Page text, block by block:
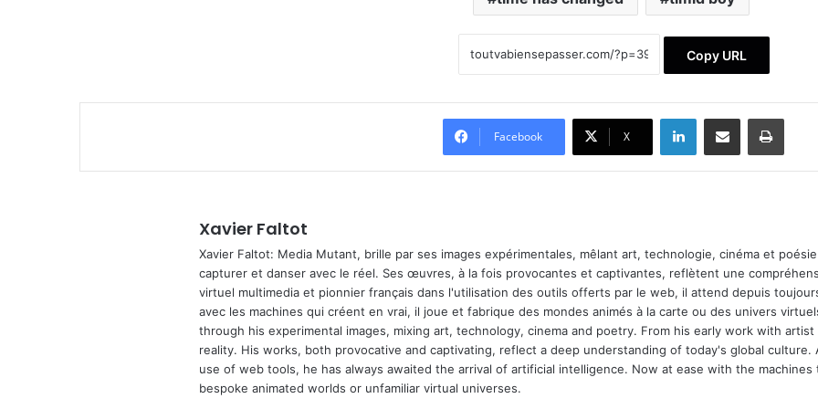
Copy URL
Facebook X
Xavier Faltot
Xavier Faltot: Media Mutant, brille par ses images expérimentales, mêlant art, technologie, cinéma et
capturer et danser avec le réel. Ses œuvres, à la fois provocantes et captivantes, reflètent une
virtuel multimedia et pionnier français dans l'utilisation des outils offerts par le web, il attend depuis
avec les machines qui créent en vrai, il joue et fabrique des mondes animés à la carte ou des univers
through his experimental images, mixing art, technology, cinema and poetry. From his early work with
reality. His works, both provocative and captivating, reflect a deep understanding of today's global culture.
use of web tools, he has always awaited the arrival of artificial intelligence. Now at ease with the
bespoke animated worlds or unfamiliar virtual universes.